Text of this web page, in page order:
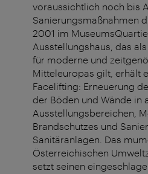
voraussichtlich noch bis
Sanierungsmaßnahmen
2001 im
Ausstellungshaus, das
für moderne und
Mitteleuropas gilt, erhält
Facelifting: Erneuerung
der Böden und Wände in
Ausstellungsbereichen,
Brandschutzes und
Sanitäranlagen. Das
Österreichischen
setzt seinen